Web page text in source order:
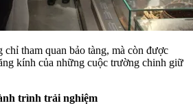
tham quan bảo tàng, mà còn được
kính của những cuộc trường chinh giữ
trình trải nghiệm